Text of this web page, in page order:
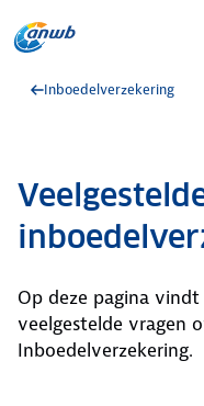
Inboedelverzekering
Op deze pagina
veelgestelde vragen
Inboedelverzekering.